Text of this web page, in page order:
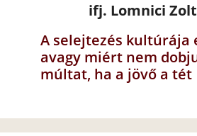
ifj. Lomnici
A selejtezés kultúrája
avagy miért nem
múltat, ha a jövő a tét